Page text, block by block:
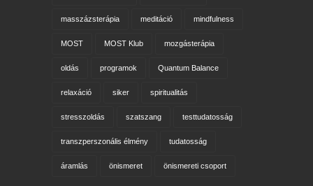
masszázsterápia meditáció mindfulness
MOST MOST Klub mozgásterápia
oldás programok Quantum Balance
relaxáció siker spiritualitás
stresszoldás szatszang testtudatosság
transzperszonális élmény tudatosság
áramlás önismeret önismereti csoport